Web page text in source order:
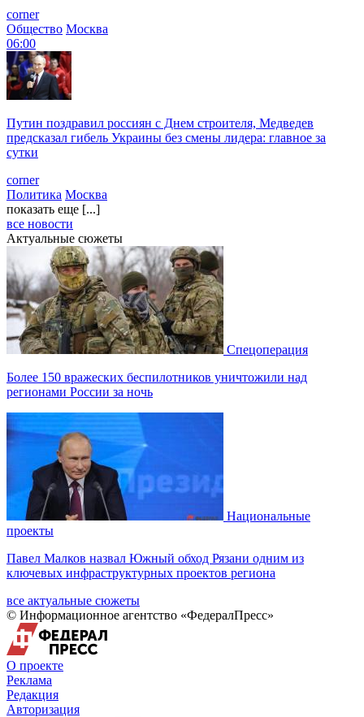
corner
Общество Москва
06:00
Путин поздравил россиян с Днем строителя, Медведев
предсказал гибель Украины без смены лидера: главное за
сутки
corner
Политика Москва
показать еще [...]
все новости
Актуальные сюжеты
Спецоперация
Более 150 вражеских беспилотников уничтожили над
регионами России за ночь
Национальные
проекты
Павел Малков назвал Южный обход Рязани одним из
ключевых инфраструктурных проектов региона
все актуальные сюжеты
© Информационное агентство «ФедералПресс»
О проекте
Реклама
Редакция
Авторизация